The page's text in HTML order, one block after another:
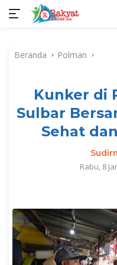
kontenBeranda Polman
Kunker di
Sulbar
Sehat
Rabu, 8